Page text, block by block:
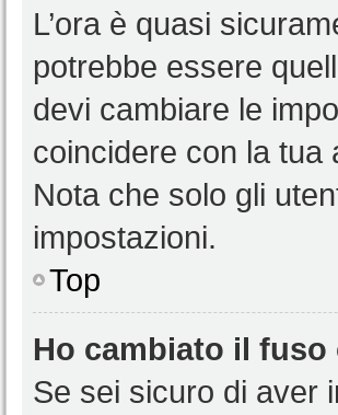
L’ora è quasi
potrebbe essere
devi cambiare le
coincidere con la tua
Nota che solo gli
impostazioni.
Top
Ho cambiato il fuso
Se sei sicuro di aver